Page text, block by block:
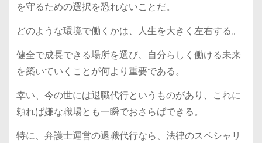
を守るための選択を恐れないことだ。
どのような環境で働くかは、人生を大きく左右する。
健全で成長できる場所を選び、自分らしく働ける未来
を築いていくことが何より重要である。
幸い、今の世には退職代行というものがあり、これに
頼れば嫌な職場とも一瞬でおさらばできる。
特に、弁護士運営の退職代行なら、法律のスペシャリ